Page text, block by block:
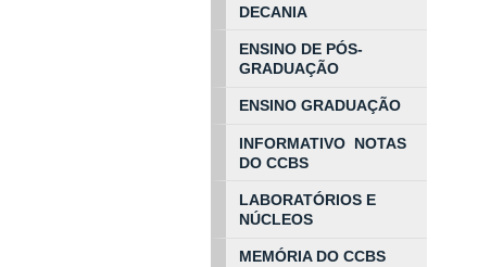
DECANIA
ENSINO DE PÓS-
GRADUAÇÃO
ENSINO GRADUAÇÃO
INFORMATIVO NOTAS
DO CCBS
LABORATÓRIOS E
NÚCLEOS
MEMÓRIA DO CCBS